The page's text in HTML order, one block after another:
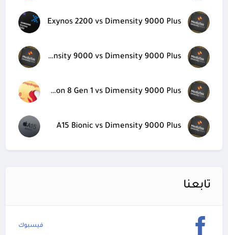
Exynos 2200 vs Dimensity 9000 Plus
Dimensity 9000 vs Dimensity 9000 Plus
Snapdragon 8 Gen 1 vs Dimensity 9000 Plus
A15 Bionic vs Dimensity 9000 Plus
تابعنا
فيسبوك